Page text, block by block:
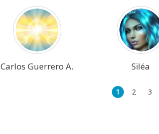
Carlos Guerrero A. Sïléa
1 2 3